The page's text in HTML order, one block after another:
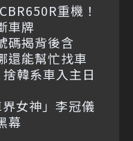
重機！
車牌
碼揭背後含
還能幫忙找車
韓系車入主日
女神」李冠儀
幕